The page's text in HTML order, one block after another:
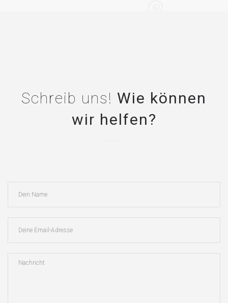
Schreib uns! Wie können
wir helfen?